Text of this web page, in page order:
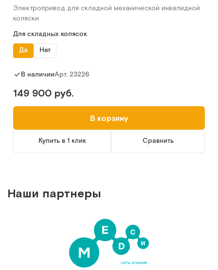
Электропривод для складной механической инвалидной
коляски
Для складных колясок
Да
Нет
В наличииАрт. 23226
149 900 руб.
В корзину
Купить в 1 клик Сравнить
Наши партнеры